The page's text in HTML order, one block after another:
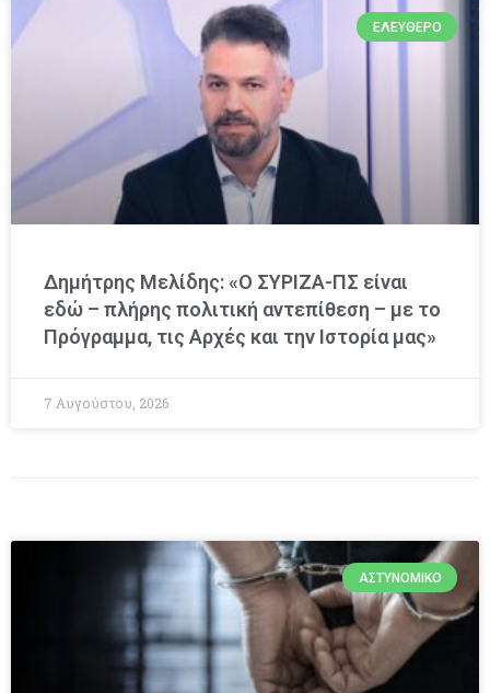
ΕΛΕΎΘΕΡΟ
Δημήτρης Μελίδης: «Ο ΣΥΡΙΖΑ-ΠΣ είναι
εδώ – πλήρης πολιτική αντεπίθεση – με το
Πρόγραμμα, τις Αρχές και την Ιστορία μας»
7 Αυγούστου, 2026
ΑΣΤΥΝΟΜΙΚΌ